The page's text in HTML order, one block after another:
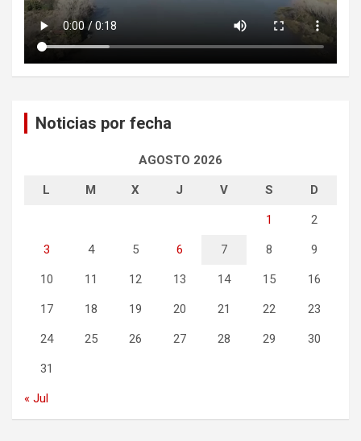
Noticias por fecha
AGOSTO 2026
L M X J V S D
1 2
3 4 5 6 7 8 9
10 11 12 13 14 15 16
17 18 19 20 21 22 23
24 25 26 27 28 29 30
31
« Jul